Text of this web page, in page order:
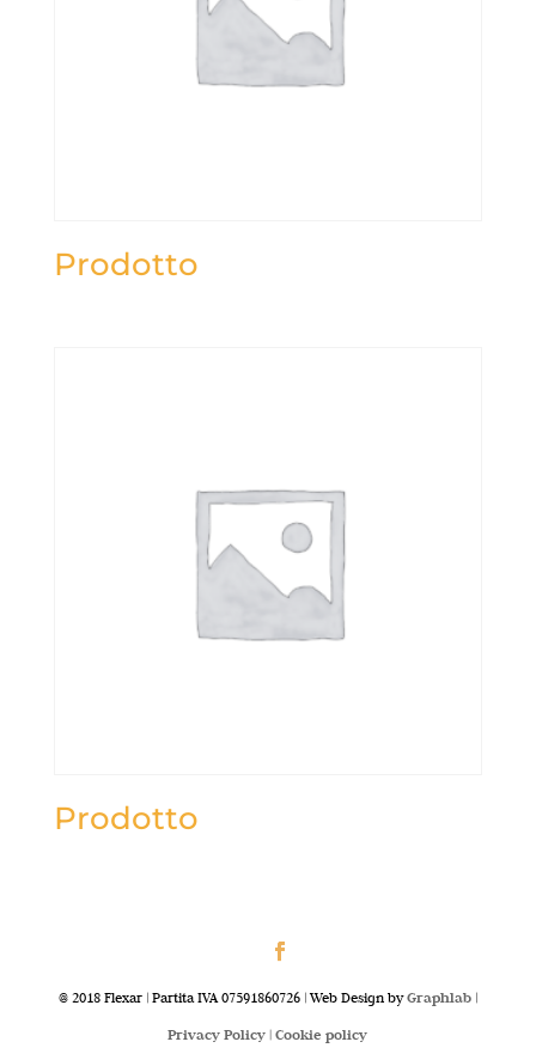
Prodotto
Prodotto
@ 2018 Flexar | Partita IVA 07591860726 | Web Design byGraphlab|
Privacy Policy |Cookie policy